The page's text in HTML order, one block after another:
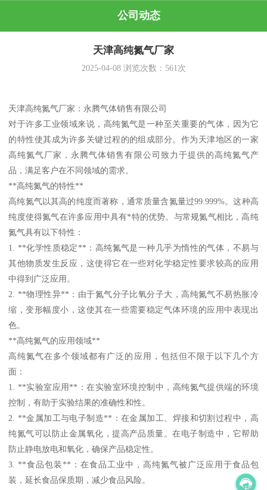
公司动态
天津高纯氮气厂家
2025-04-08浏览次数： 561次
天津高纯氮气厂家：永腾气体销售有限公司
对于许多工业领域来说，高纯氮气是一种至关重要的气体，因为它
的特性使其成为许多关键过程的的组成部分。作为天津地区的一家
高纯氮气厂家，永腾气体销售有限公司致力于提供的高纯氮气产
品，满足客户在不同领域的需求。
**高纯氮气的特性**
高纯氮气以其高的纯度而著称，通常质量含氮量过99.999%。这种高
纯度使得氮气在许多应用中具有*特的优势。与常规氮气相比，高纯
氮气具有以下特性：
1. **化学性质稳定**：高纯氮气是一种几乎为惰性的气体，不易与
其他物质发生反应，这使得它在一些对化学稳定性要求较高的应用
中得到广泛应用。
2. **物理性异**：由于氮气分子比氧分子大，高纯氮气不易热胀冷
缩，变形幅度小，这使其在一些需要稳定气体环境的应用中表现出
色。
**高纯氮气的应用领域**
高纯氮气在多个领域都有广泛的应用，包括但不限于以下几个方
面：
1. **实验室应用**：在实验室环境控制中，高纯氮气提供端的环境
控制，有助于实验结果的准确性和性。
2. **金属加工与电子制造**：在金属加工、焊接和切割过程中，高
纯氮气可以防止金属氧化，提高产品质量。在电子制造中，它帮助
防止静电放电和氧化，确保产品稳定性。
3. **食品包装**：在食品工业中，高纯氮气被广泛应用于食品包
装，延长食品保质期，减少食品风险。